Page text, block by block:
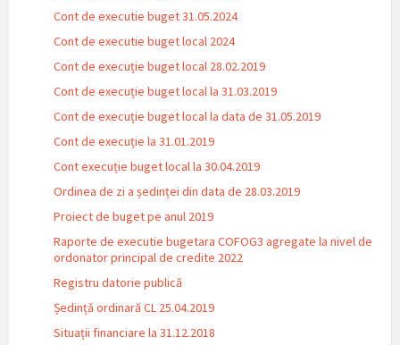
Cont de executie buget 31.05.2024
Cont de executie buget local 2024
Cont de execuție buget local 28.02.2019
Cont de execuție buget local la 31.03.2019
Cont de execuție buget local la data de 31.05.2019
Cont de execuție la 31.01.2019
Cont execuție buget local la 30.04.2019
Ordinea de zi a ședinței din data de 28.03.2019
Proiect de buget pe anul 2019
Raporte de executie bugetara COFOG3 agregate la nivel de
ordonator principal de credite 2022
Registru datorie publică
Ședință ordinară CL 25.04.2019
Situații financiare la 31.12.2018